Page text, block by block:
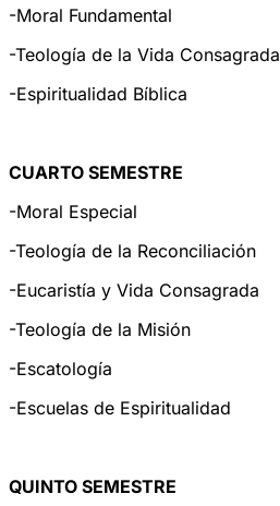
-Moral Fundamental
-Teología de la Vida Consagrada
-Espiritualidad Bíblica
CUARTO SEMESTRE
-Moral Especial
-Teología de la Reconciliación
-Eucaristía y Vida Consagrada
-Teología de la Misión
-Escatología
-Escuelas de Espiritualidad
QUINTO SEMESTRE